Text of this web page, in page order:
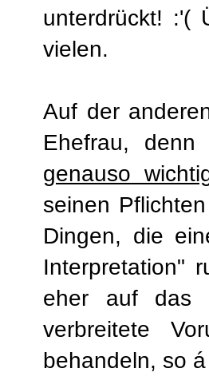
unterdrückt! :'(
vielen.
Auf der
Ehefrau,
genauso
seinen
Dingen, die
Interpretation"
eher auf das
verbreitete
behandeln, so